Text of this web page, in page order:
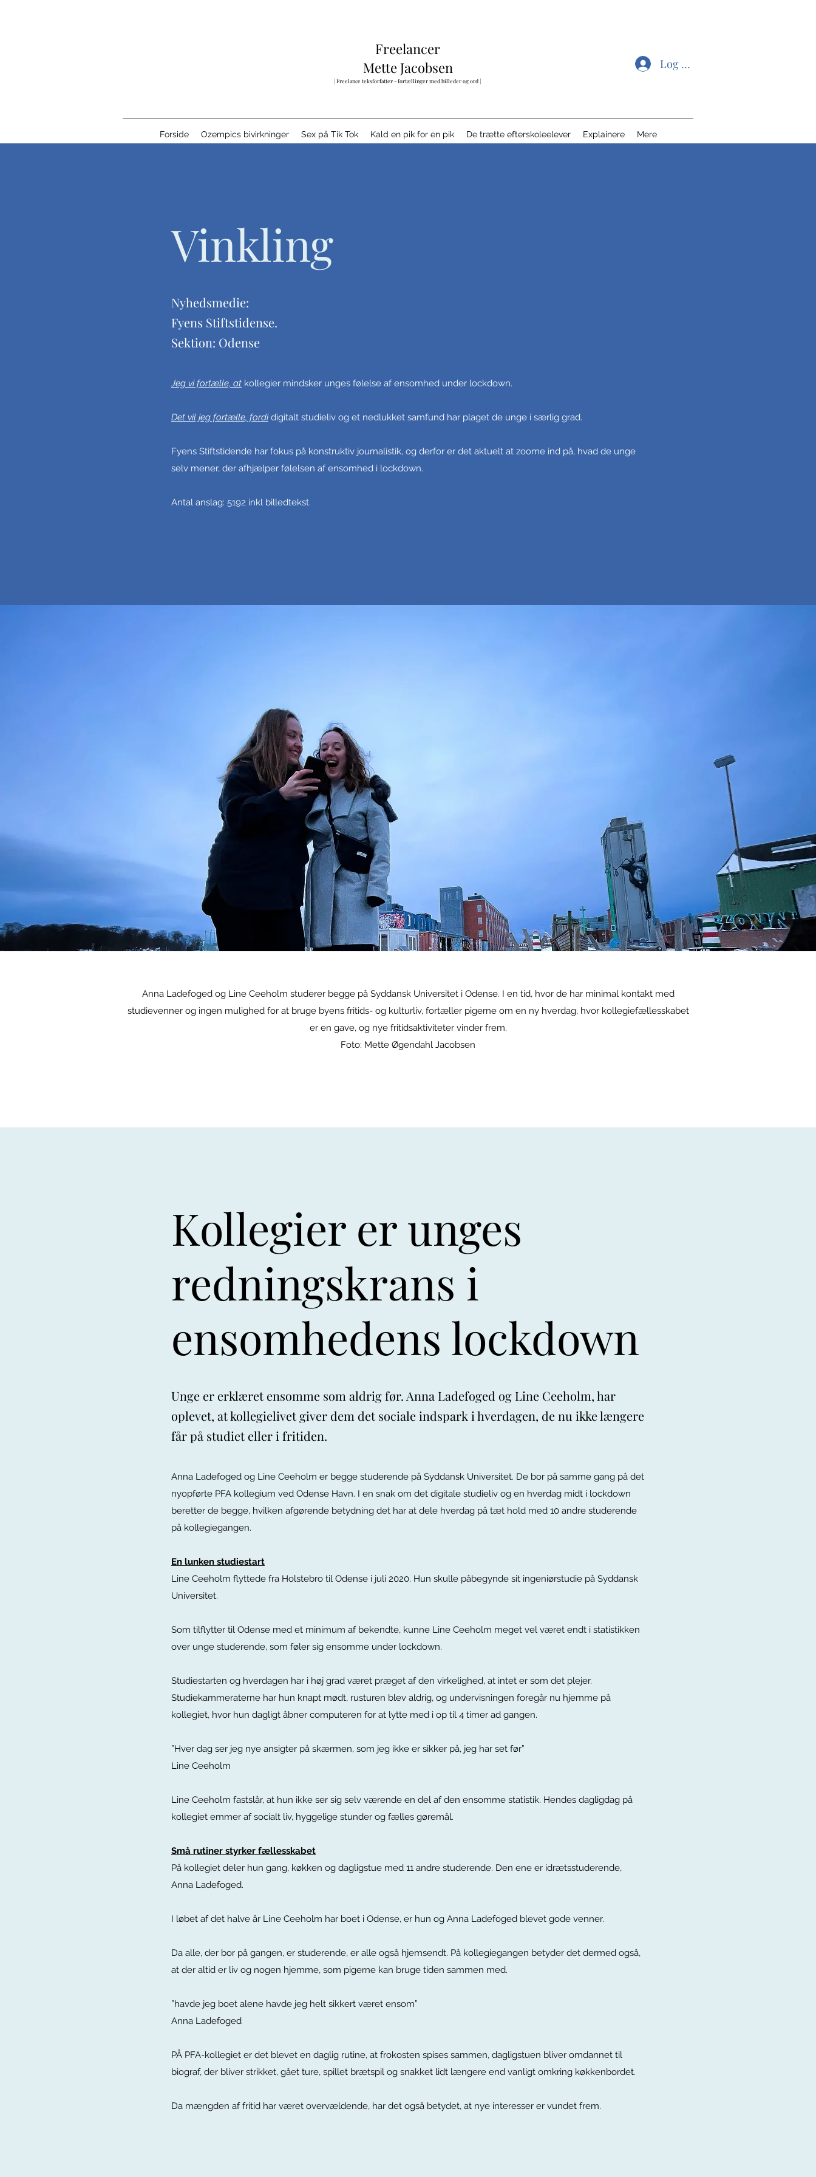
Freelancer
Mette Jacobsen
| Freelance teksforfatter - fortællinger med billeder og ord |
Log ind
Forside Ozempics bivirkninger Sex på Tik Tok Kald en pik for en pik De trætte efterskoleelever Explainere Mere
Vinkling
Nyhedsmedie:
Fyens Stiftstidense.
Sektion: Odense
Jeg vi fortælle, at kollegier mindsker unges følelse af ensomhed under lockdown.
Det vil jeg fortælle, fordidigitalt studieliv og et nedlukket samfund har plaget de unge i særlig grad.
Fyens Stiftstidende har fokus på konstruktiv journalistik, og derfor er det aktuelt at zoome ind på, hvad de unge
selv mener, der afhjælper følelsen af ensomhed i lockdown.
Antal anslag: 5192 inkl billedtekst.
Anna Ladefoged og Line Ceeholm studerer begge på Syddansk Universitet i Odense. I en tid, hvor de har minimal kontakt med
studievenner og ingen mulighed for at bruge byens fritids- og kulturliv, fortæller pigerne om en ny hverdag, hvor kollegiefællesskabet
er en gave, og nye fritidsaktiviteter vinder frem.
Foto: Mette Øgendahl Jacobsen
Kollegier er unges
redningskrans i
ensomhedens lockdown
Unge er erklæret ensomme som aldrig før. Anna Ladefoged og Line Ceeholm, har
oplevet, at kollegielivet giver dem det sociale indspark i hverdagen, de nu ikke længere
får på studiet eller i fritiden.
Anna Ladefoged og Line Ceeholm er begge studerende på Syddansk Universitet. De bor på samme gang på det
nyopførte PFA kollegium ved Odense Havn. I en snak om det digitale studieliv og en hverdag midt i lockdown
beretter de begge, hvilken afgørende betydning det har at dele hverdag på tæt hold med 10 andre studerende
på kollegiegangen.
En lunken studiestart
Line Ceeholm flyttede fra Holstebro til Odense i juli 2020. Hun skulle påbegynde sit ingeniørstudie på Syddansk
Universitet.
Som tilflytter til Odense med et minimum af bekendte, kunne Line Ceeholm meget vel været endt i statistikken
over unge studerende, som føler sig ensomme under lockdown.
Studiestarten og hverdagen har i høj grad været præget af den virkelighed, at intet er som det plejer.
Studiekammeraterne har hun knapt mødt, rusturen blev aldrig, og undervisningen foregår nu hjemme på
kollegiet, hvor hun dagligt åbner computeren for at lytte med i op til 4 timer ad gangen.
”Hver dag ser jeg nye ansigter på skærmen, som jeg ikke er sikker på, jeg har set før”
Line Ceeholm
Line Ceeholm fastslår, at hun ikke ser sig selv værende en del af den ensomme statistik. Hendes dagligdag på
kollegiet emmer af socialt liv, hyggelige stunder og fælles gøremål.
Små rutiner styrker fællesskabet
På kollegiet deler hun gang, køkken og dagligstue med 11 andre studerende. Den ene er idrætsstuderende,
Anna Ladefoged.
I løbet af det halve år Line Ceeholm har boet i Odense, er hun og Anna Ladefoged blevet gode venner.
Da alle, der bor på gangen, er studerende, er alle også hjemsendt. På kollegiegangen betyder det dermed også,
at der altid er liv og nogen hjemme, som pigerne kan bruge tiden sammen med.
”havde jeg boet alene havde jeg helt sikkert været ensom”
Anna Ladefoged
PÅ PFA-kollegiet er det blevet en daglig rutine, at frokosten spises sammen, dagligstuen bliver omdannet til
biograf, der bliver strikket, gået ture, spillet brætspil og snakket lidt længere end vanligt omkring køkkenbordet.
Da mængden af fritid har været overvældende, har det også betydet, at nye interesser er vundet frem.